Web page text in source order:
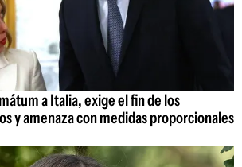
a Italia, exige el fin de los
y amenaza con medidas proporcionales